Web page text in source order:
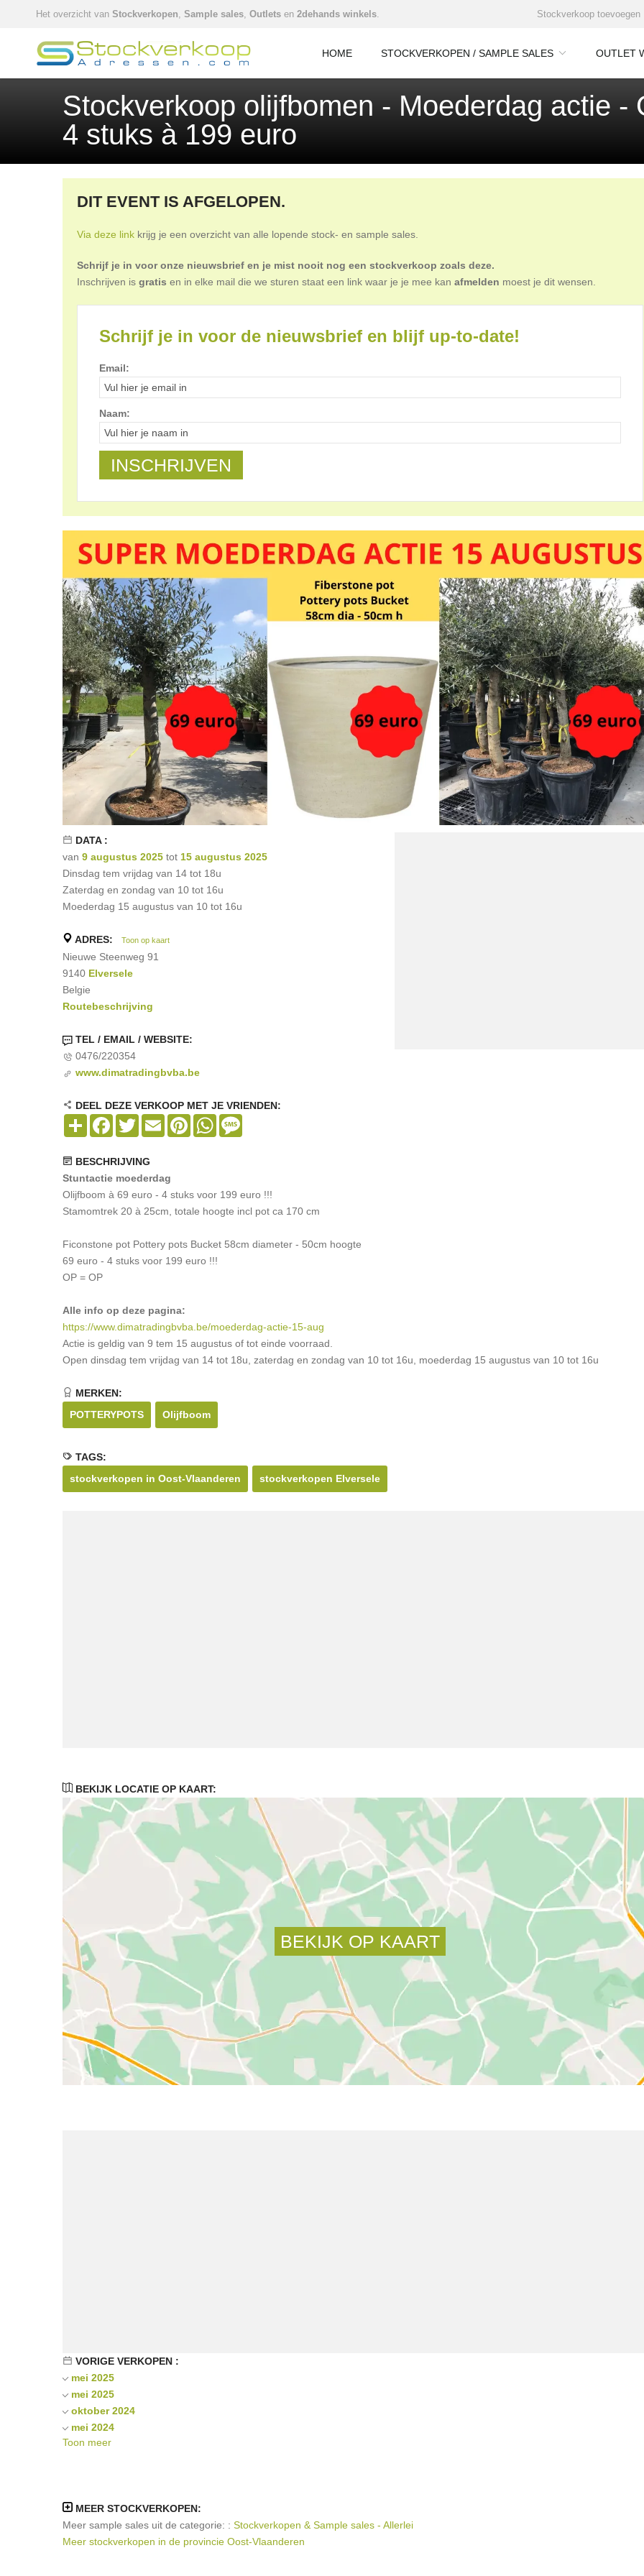
Het overzicht van Stockverkopen, Sample sales, Outlets en 2dehands winkels. Stockverkoop toevoegen
HOME STOCKVERKOPEN / SAMPLE SALES OUTLET
Stockverkoop olijfbomen - Moederdag actie -
4 stuks à 199 euro
DIT EVENT IS AFGELOPEN.
Via deze link krijg je een overzicht van alle lopende stock- en sample sales.
Schrijf je in voor onze nieuwsbrief en je mist nooit nog een stockverkoop zoals deze.
Inschrijven is gratis en in elke mail die we sturen staat een link waar je je mee kan afmelden moest je dit wensen.
Schrijf je in voor de nieuwsbrief en blijf up-to-date!
Email:
Naam:
DATA :
van 9 augustus 2025 tot 15 augustus 2025
Dinsdag tem vrijdag van 14 tot 18u
Zaterdag en zondag van 10 tot 16u
Moederdag 15 augustus van 10 tot 16u
ADRES: Toon op kaart
Nieuwe Steenweg 91
9140 Elversele
Belgie
Routebeschrijving
TEL / EMAIL / WEBSITE:
0476/220354
www.dimatradingbvba.be
DEEL DEZE VERKOOP MET JE VRIENDEN:
Share Facebook
TwitterEmail PinterestWhatsApp
BESCHRIJVING
Stuntactie moederdag
Olijfboom à 69 euro - 4 stuks voor 199 euro !!!
Stamomtrek 20 à 25cm, totale hoogte incl pot ca 170 cm
Ficonstone pot Pottery pots Bucket 58cm diameter - 50cm hoogte
69 euro - 4 stuks voor 199 euro !!!
OP = OP
Alle info op deze pagina:
https://www.dimatradingbvba.be/moederdag-actie-15-aug
Actie is geldig van 9 tem 15 augustus of tot einde voorraad.
Open dinsdag tem vrijdag van 14 tot 18u, zaterdag en zondag van 10 tot 16u, moederdag 15 augustus van 10 tot 16u
MERKEN:
POTTERYPOTS
Olijfboom
TAGS:
stockverkopen in Oost-Vlaanderen
stockverkopen Elversele
BEKIJK LOCATIE OP KAART:
VORIGE VERKOPEN :
mei 2025
mei 2025
oktober 2024
mei 2024
mei 2022
Toon meer
MEER STOCKVERKOPEN:
Meer sample sales uit de categorie: : Stockverkopen & Sample sales - Allerlei
Meer stockverkopen in de provincie Oost-Vlaanderen